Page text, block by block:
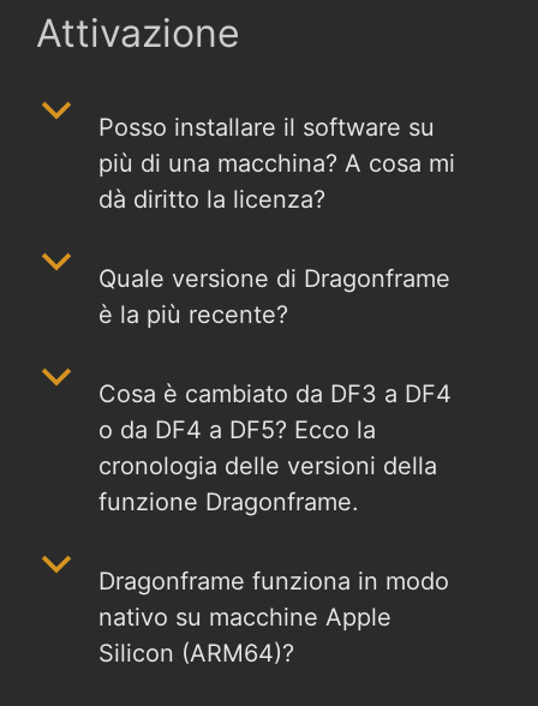
Attivazione
b
Posso installare il software su
più di una macchina? A cosa mi
dà diritto la licenza?
b
Quale versione di Dragonframe
è la più recente?
b
Cosa è cambiato da DF3 a DF4
o da DF4 a DF5? Ecco la
cronologia delle versioni della
funzione Dragonframe.
b
Dragonframe funziona in modo
nativo su macchine Apple
Silicon (ARM64)?